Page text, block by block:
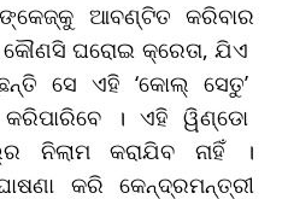
ଆବଣ୍ଟିତ କରିବାର
କୌଣସି ଘରୋଇ କ୍ରେତା, ଯିଏ
ସେ ଏହି ‘କୋଲ୍‌ ସେତୁ’
। ଏହି ୱିଣ୍ଡୋ
ନିଲାମ କରାଯିବ ନାହିଁ ।
କରି କେନ୍ଦ୍ରମନ୍ତ୍ରୀ